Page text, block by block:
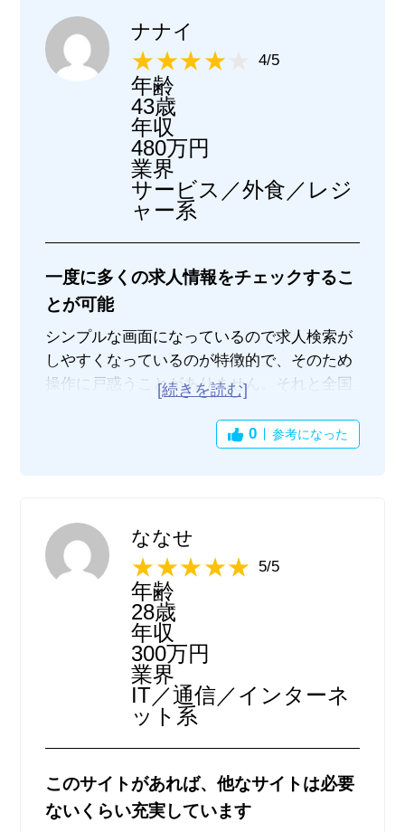
ナナイ
4/5
年齢
43歳
年収
480万円
業界
サービス／外食／レジ
ャー系
一度に多くの求人情報をチェックするこ
とが可能
シンプルな画面になっているので求人検索が
しやすくなっているのが特徴的で、そのため
操作に戸惑うことがありません。それと全国
けでなく地方都市の求人もリサーチする際に
は便利です。未経験で働ける仕事の求人も多
多いので、経験やスキルが備わっていなくて
も働ける求人を探す際には求人ボックスは役
立ちます。さらに求人ボックスの良いところ
は、自分自身にマッチした求人を上位表示に
してくれるところにあります。自分のニーズ
に合った求人を上位に表示してくれることで
お目当ての求人を探しやすくなっています。
0 参考になった
ななせ
5/5
年齢
28歳
年収
300万円
業界
IT／通信／インターネ
ット系
このサイトがあれば、他なサイトは必要
ないくらい充実しています